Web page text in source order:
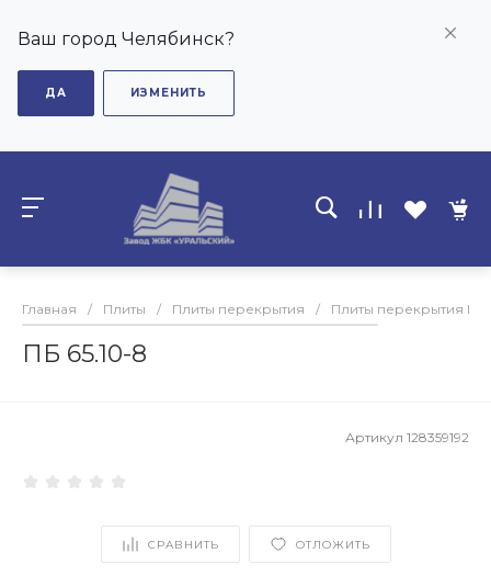
Ваш город Челябинск?
ДА ИЗМЕНИТЬ
Главная / Плиты / Плиты перекрытия / Плиты перекрытия ПБ
ПБ 65.10-8
Артикул 128359192
СРАВНИТЬ ОТЛОЖИТЬ